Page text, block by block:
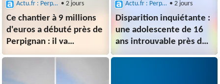
Actu.fr : Perpignan • 2 jours
Ce chantier à 9 millions
d'euros a débuté près de
Perpignan : il va
permettre de protéger
Actu.fr : Perpignan • 2 jours
Disparition inquiétante :
une adolescente de 16
ans introuvable près de
Perpignan, un appel à